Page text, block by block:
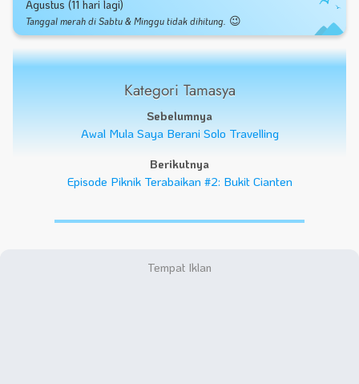
Agustus (11 hari lagi)
Tanggal merah di Sabtu & Minggu tidak dihitung. 😉
Kategori Tamasya
Sebelumnya
Awal Mula Saya Berani Solo Travelling
Berikutnya
Episode Piknik Terabaikan #2: Bukit Cianten